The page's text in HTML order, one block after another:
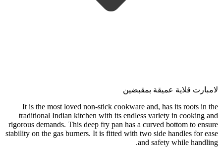
لامبارت قلاية عميقة بمقبضين
It is the most loved non-stick cookware and, has its roots in the
traditional Indian kitchen with its endless variety in cooking and
rigorous demands. This deep fry pan has a curved bottom to ensure
stability on the gas burners. It is fitted with two side handles for ease
and safety while handling.